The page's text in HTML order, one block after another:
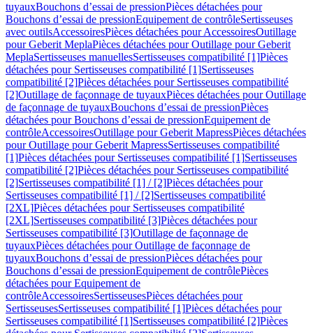
tuyauxBouchons d’essai de pressionPièces détachées pour
Bouchons d’essai de pressionEquipement de contrôleSertisseuses
avec outilsAccessoiresPièces détachées pour AccessoiresOutillage
pour Geberit MeplaPièces détachées pour Outillage pour Geberit
MeplaSertisseuses manuellesSertisseuses compatibilité [1]Pièces
détachées pour Sertisseuses compatibilité [1]Sertisseuses
compatibilité [2]Pièces détachées pour Sertisseuses compatibilité
[2]Outillage de façonnage de tuyauxPièces détachées pour Outillage
de façonnage de tuyauxBouchons d’essai de pressionPièces
détachées pour Bouchons d’essai de pressionEquipement de
contrôleAccessoiresOutillage pour Geberit MapressPièces détachées
pour Outillage pour Geberit MapressSertisseuses compatibilité
[1]Pièces détachées pour Sertisseuses compatibilité [1]Sertisseuses
compatibilité [2]Pièces détachées pour Sertisseuses compatibilité
[2]Sertisseuses compatibilité [1] / [2]Pièces détachées pour
Sertisseuses compatibilité [1] / [2]Sertisseuses compatibilité
[2XL]Pièces détachées pour Sertisseuses compatibilité
[2XL]Sertisseuses compatibilité [3]Pièces détachées pour
Sertisseuses compatibilité [3]Outillage de façonnage de
tuyauxPièces détachées pour Outillage de façonnage de
tuyauxBouchons d’essai de pressionPièces détachées pour
Bouchons d’essai de pressionEquipement de contrôlePièces
détachées pour Equipement de
contrôleAccessoiresSertisseusesPièces détachées pour
SertisseusesSertisseuses compatibilité [1]Pièces détachées pour
Sertisseuses compatibilité [1]Sertisseuses compatibilité [2]Pièces